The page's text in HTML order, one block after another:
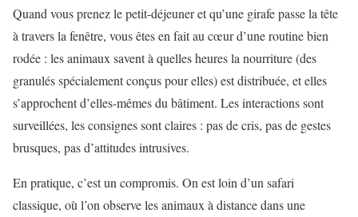
Quand vous prenez le petit-déjeuner et qu’une girafe passe la tête
à travers la fenêtre, vous êtes en fait au cœur d’une routine bien
rodée : les animaux savent à quelles heures la nourriture (des
granulés spécialement conçus pour elles) est distribuée, et elles
s’approchent d’elles-mêmes du bâtiment. Les interactions sont
surveillées, les consignes sont claires : pas de cris, pas de gestes
brusques, pas d’attitudes intrusives.
En pratique, c’est un compromis. On est loin d’un safari
classique, où l’on observe les animaux à distance dans une